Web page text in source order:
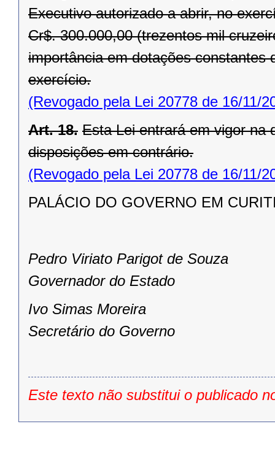
Executivo autorizado a abrir, no
Cr$. 300.000,00 (trezentos mil
importância em dotações constantes
exercício.
(Revogado pela Lei 20778 de 16/11/
Art. 18. Esta Lei entrará em vigor na
disposições em contrário.
(Revogado pela Lei 20778 de 16/11/
PALÁCIO DO GOVERNO EM
Pedro Viriato Parigot de Souza
Governador do Estado
Ivo Simas Moreira
Secretário do Governo
Este texto não substitui o publicado